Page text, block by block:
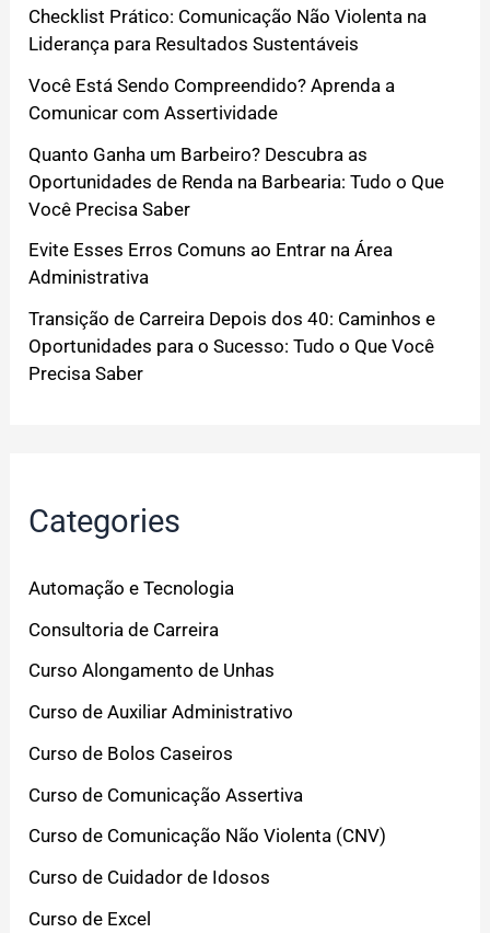
Checklist Prático: Comunicação Não Violenta na
Liderança para Resultados Sustentáveis
Você Está Sendo Compreendido? Aprenda a
Comunicar com Assertividade
Quanto Ganha um Barbeiro? Descubra as
Oportunidades de Renda na Barbearia: Tudo o Que
Você Precisa Saber
Evite Esses Erros Comuns ao Entrar na Área
Administrativa
Transição de Carreira Depois dos 40: Caminhos e
Oportunidades para o Sucesso: Tudo o Que Você
Precisa Saber
Categories
Automação e Tecnologia
Consultoria de Carreira
Curso Alongamento de Unhas
Curso de Auxiliar Administrativo
Curso de Bolos Caseiros
Curso de Comunicação Assertiva
Curso de Comunicação Não Violenta (CNV)
Curso de Cuidador de Idosos
Curso de Excel